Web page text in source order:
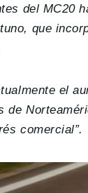
del MC20
que
el
de
comercial”.